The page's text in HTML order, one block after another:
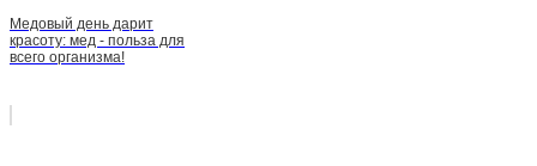
Медовый день дарит
красоту: мед - польза для
всего организма!